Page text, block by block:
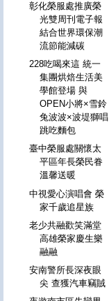
彰化榮服處推廣榮
光雙周刊電子報
結合世界環保潮
流節能減碳
228吃喝來這 統一
集團烘焙生活美
學館登場 與
OPEN小將×雪鈴
兔波波×波堤獅唱
跳吃麵包
臺中榮服處關懷太
平區年長榮民眷
溫馨送暖
中視愛心演唱會 榮
家千歲追星族
老少共融歡笑滿堂
高雄榮家慶生樂
融融
安南警所長深夜眼
尖 查獲汽車竊賊